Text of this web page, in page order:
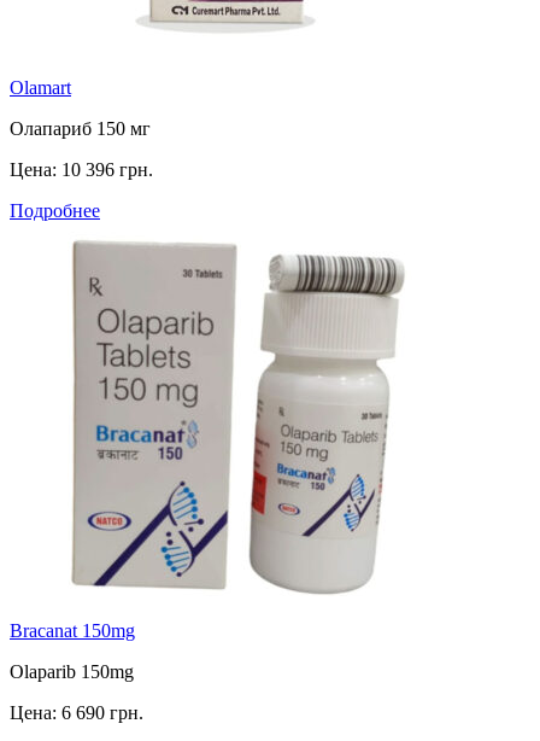
Olamart
Олапариб 150 мг
Цена: 10 396 грн.
Подробнее
Bracanat 150mg
Olaparib 150mg
Цена: 6 690 грн.